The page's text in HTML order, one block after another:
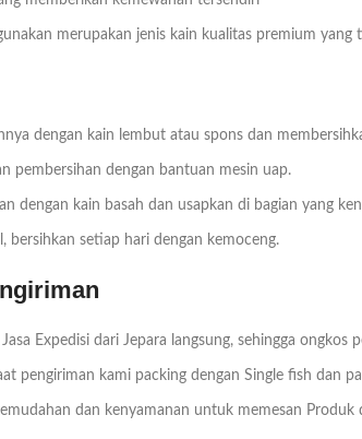
merupakan jenis kain kualitas premium
dengan kain lembut atau spons dan
pembersihan dengan bantuan mesin uap.
dengan kain basah dan usapkan di bagian yang
bersihkan setiap hari dengan kemoceng.
Expedisi dari Jepara langsung, sehingga ongkos
pengiriman kami packing dengan Single fish dan
dan kenyamanan untuk memesan Produk